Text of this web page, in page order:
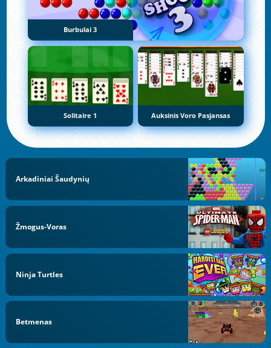
Burbulai 3
Solitaire 1 Auksinis Voro Pasjansas
Arkadiniai Šaudynių
Žmogus-Voras
Ninja Turtles
Betmenas